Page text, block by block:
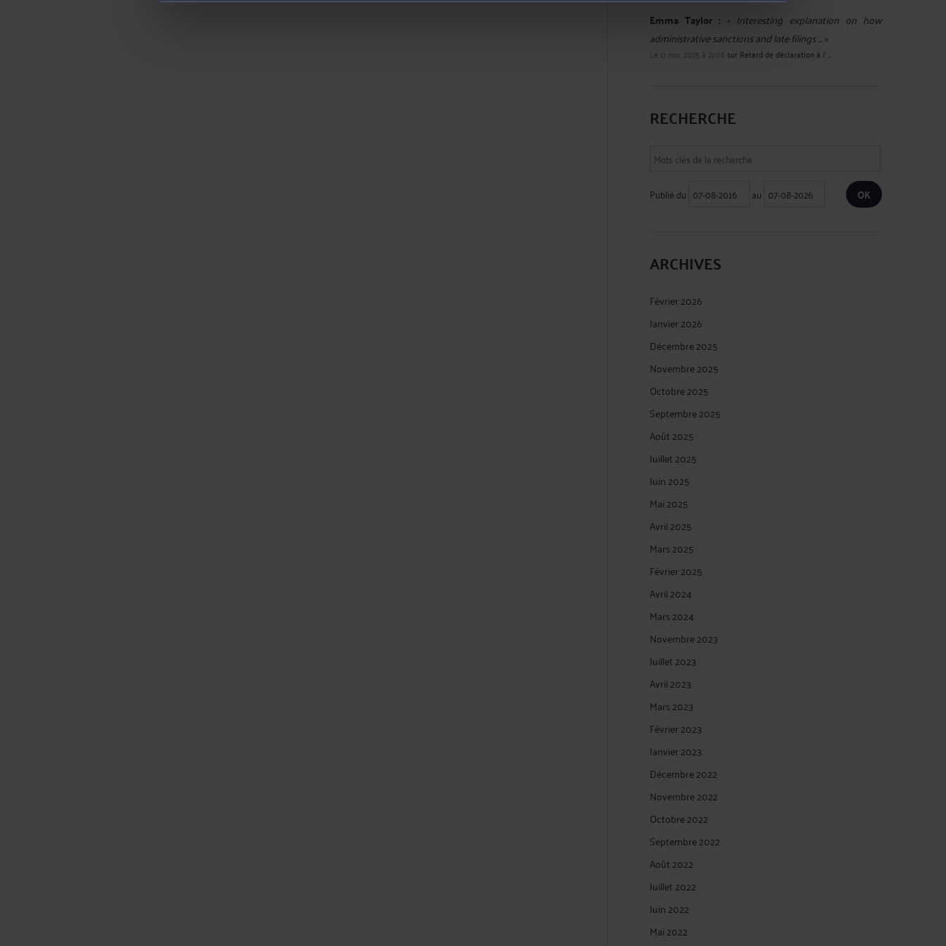
Emma Taylor : « Interesting explanation on how
administrative sanctions and late filings ... »
Le 11 nov. 2025 à 21:08 sur Retard de déclaration à l' ...
RECHERCHE
Publié du au
ARCHIVES
Février 2026
Janvier 2026
Décembre 2025
Novembre 2025
Octobre 2025
Septembre 2025
Août 2025
Juillet 2025
Juin 2025
Mai 2025
Avril 2025
Mars 2025
Février 2025
Avril 2024
Mars 2024
Novembre 2023
Juillet 2023
Avril 2023
Mars 2023
Février 2023
Janvier 2023
Décembre 2022
Novembre 2022
Octobre 2022
Septembre 2022
Août 2022
Juillet 2022
Juin 2022
Mai 2022